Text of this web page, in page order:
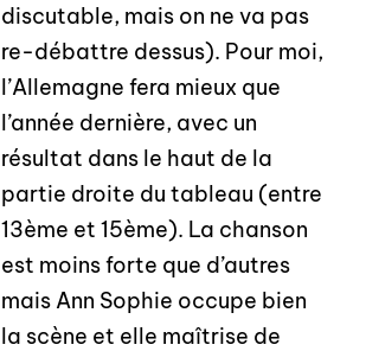
discutable, mais on ne va pas
re-débattre dessus). Pour moi,
l’Allemagne fera mieux que
l’année dernière, avec un
résultat dans le haut de la
partie droite du tableau (entre
13ème et 15ème). La chanson
est moins forte que d’autres
mais Ann Sophie occupe bien
la scène et elle maîtrise de